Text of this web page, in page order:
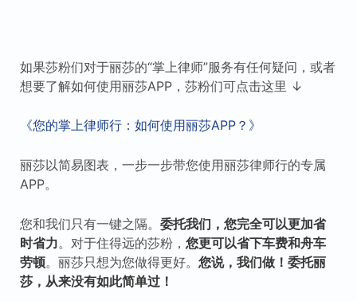
如果莎粉们对于丽莎的“掌上律师”服务有任何疑问，或者
想要了解如何使用丽莎APP，莎粉们可点击这里 ↓
《您的掌上律师行：如何使用丽莎APP？》
丽莎以简易图表，一步一步带您使用丽莎律师行的专属
APP。
您和我们只有一键之隔。 委托我们，您完全可以更加省
时省力。对于住得远的莎粉， 您更可以省下车费和舟车
劳顿。丽莎只想为您做得更好。 您说，我们做！委托丽
莎，从来没有如此简单过！